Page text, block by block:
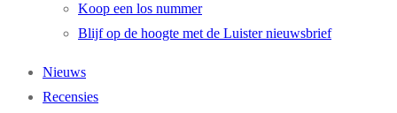
Koop een los nummer
Blijf op de hoogte met de Luister nieuwsbrief
Nieuws
Recensies